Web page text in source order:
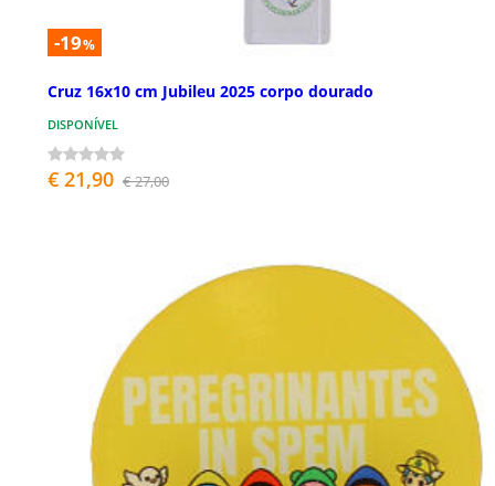
-19%
Cruz 16x10 cm Jubileu 2025 corpo dourado
DISPONÍVEL
€ 21,90 € 27,00